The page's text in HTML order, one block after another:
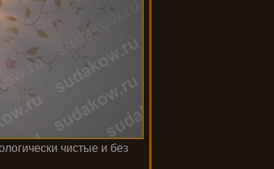
чистые и без